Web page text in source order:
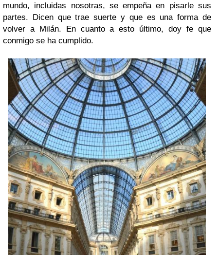
mundo, incluidas nosotras, se empeña en pisarle sus
partes. Dicen que trae suerte y que es una forma de
volver a Milán. En cuanto a esto último, doy fe que
conmigo se ha cumplido.